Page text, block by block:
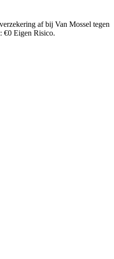
af bij Van Mossel tegen
€0 Eigen Risico.